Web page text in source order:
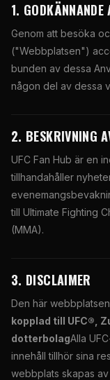
1. GODKÄNNANDE
Genom att besöka
("Webbplatsen")
bunden av dessa
någon del av dessa
2. BESKRIVNING
UFC Fan Hub är en
tillhandahåller
till Ultimate Fighting
(MMA).
3. DISCLAIMER
Den här
kopplad till UFC®,
dotterbolagAlla
innehåll tillhör sina
webbplats skapas